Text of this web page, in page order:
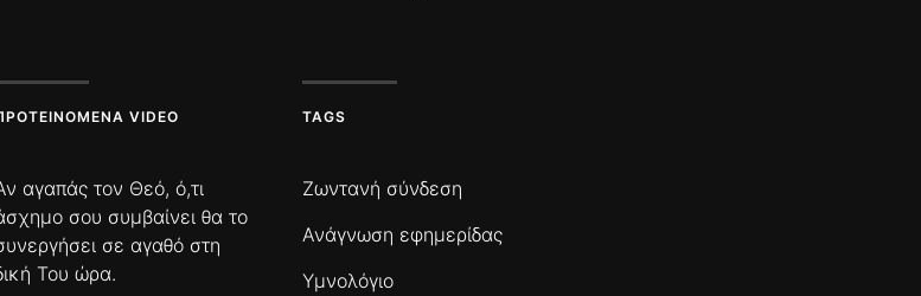
VIDEO
αγαπάς τον Θεό, ό,τι
σου συμβαίνει θα το
σε αγαθό στη
Του ώρα.
TAGS
Ζωντανή σύνδεση
Ανάγνωση εφημερίδας
Υμνολόγιο